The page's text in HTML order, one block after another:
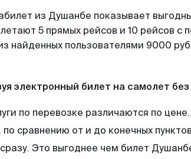
из Душанбе показывает
5 прямых рейсов и 10 рейсов с
найденных пользователями 9000
электронный билет на самолет
по перевозке различаются по цене.
сравнению от и до конечных
Это выгоднее чем билет